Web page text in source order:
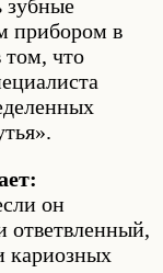
зубные
прибором в
том, что
он
ответвленный,
кариозных